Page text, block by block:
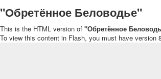
"Обретённое Беловодье"
This is the HTML version of "Обретённое
To view this content in Flash, you must have version